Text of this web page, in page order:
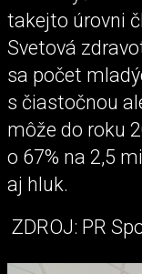
takejto úrovni
Svetová
sa počet
s čiastočnou
môže do roku
o 67% na 2,5
aj hluk.
ZDROJ: PR